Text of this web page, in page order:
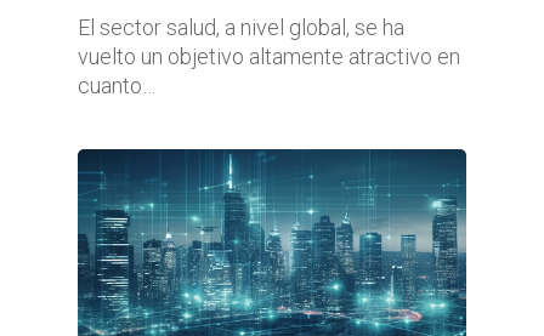
El sector salud, a nivel global, se ha
vuelto un objetivo altamente atractivo en
cuanto…